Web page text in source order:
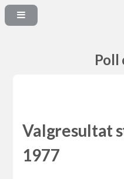
Poll
Valgresultat
1977